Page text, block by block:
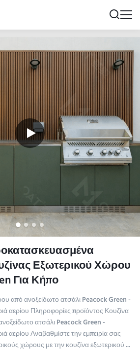
Εξωτερικού Χώρου
Για Κήπο
από ανοξείδωτο ατσάλι Peacock Green -
αερίου Πληροφορίες προϊόντος Κουζίνα
ατσάλι Peacock Green -
αερίου Αναβαθμίστε την εμπειρία σας
χώρους με την κουζίνα εξωτερικού ...